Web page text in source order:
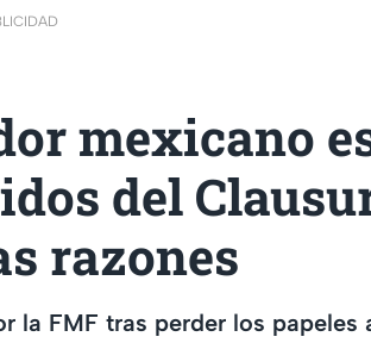
mexicano
del
razones
la FMF tras perder los papeles